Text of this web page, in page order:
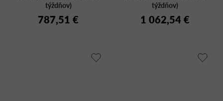
týždňov)
787,51 €
týždňov)
1 062,54 €